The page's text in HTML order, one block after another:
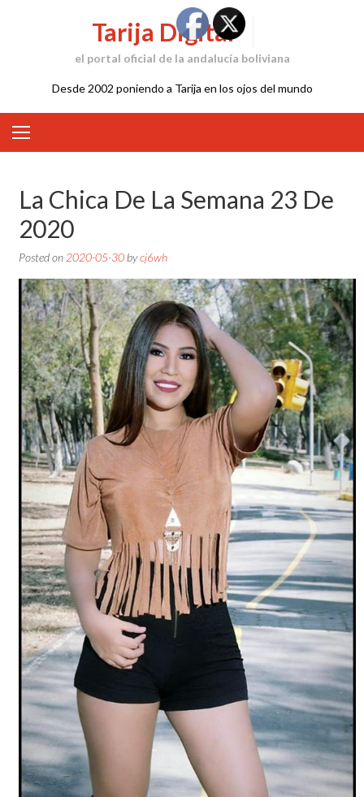
Tarija Digital
el portal oficial de la andalucía boliviana
Desde 2002 poniendo a Tarija en los ojos del mundo
La Chica De La Semana 23 De
2020
Posted on 2020-05-30bycj6wh